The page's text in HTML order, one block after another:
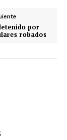
por
robados